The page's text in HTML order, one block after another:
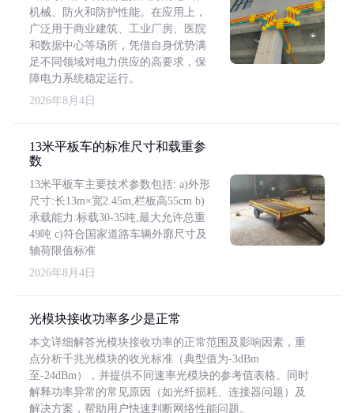
机械、防火和防护性能。在应用上，
广泛用于商业建筑、工业厂房、医院
和数据中心等场所，凭借自身优势满
足不同领域对电力供应的高要求，保
障电力系统稳定运行。
2026年8月4日
13米平板车的标准尺寸和载重参
数
13米平板车主要技术参数包括: a)外形
尺寸:长13m×宽2.45m,栏板高55cm b)
承载能力:标载30-35吨,最大允许总重
49吨 c)符合国家道路车辆外廓尺寸及
轴荷限值标准
2026年8月4日
光模块接收功率多少是正常
本文详细解答光模块接收功率的正常范围及影响因素，重
点分析千兆光模块的收光标准（典型值为-3dBm
至-24dBm），并提供不同速率光模块的参考值表格。同时
解释功率异常的常见原因（如光纤损耗、连接器问题）及
解决方案，帮助用户快速判断网络性能问题。